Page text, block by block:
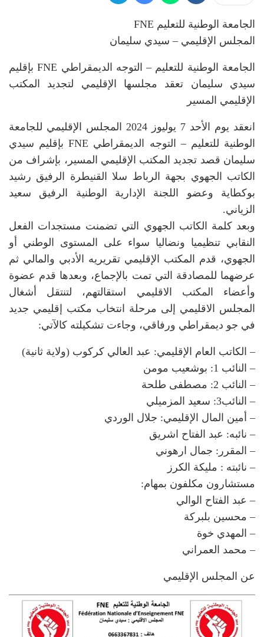
الجامعة الوطنية للتعليم FNE
المجلس الإقليمي – سيدي سليمان
الجامعة الوطنية للتعليم – التوجه الديمقراطي FNE بإقليم
سيدي سليمان تعقد مجلسها الإقليمي لتجديد المكتب
الإقليمي المسير
انعقد يوم الأحد 7 يوليوز 2024 المجلس الإقليمي للجامعة
الوطنية للتعليم – التوجه الديمقراطي FNE بإقليم سيدي
سليمان قصد تجديد المكتب الإقليمي المسير، بإشراف من
الكاتب الجهوي بجهة الرباط سلا القنيطرة الرفيق رشيد
بوكطاية وعضو اللجنة الإدارية الوطنية الرفيق سعيد
الزياني.
وبعد كلمة الكاتب الجهوي التي تضمنت مستجدات الفعل
النقابي تنظيميا ونضاليا سواء على المستوى الوطني أو
الجهوي، قدم المكتب الإقليمي تقريريه الأدبي والمالي ثم
عرضهما للمصادقة التي تمت بالإجماع، وبعدها قدم عضوة
وأعضاء المكتب الاقليمي استقالتهم، لتنتقل أشغال
المجلس الاقليمي إلى مرحلة انتخاب مكتب إقليمي جديد
في جو ديمقراطي ورفاقي، وجاءت تشكيلته كالآتي:
– الكاتب العام الإقليمي: عبد العالي كركوب (ولاية ثانية)
– النائب 1: بوشعيب مومن
– النائب 2: مصطفى طلحة
– النائب3: سعيد المزميلي
– أمين المال الإقليمي: جلال الوردي
– نائبه: عبد الفتاح اشريق
– المقرر: جمال ارهوني
– نائبته : مليكة الكرز
مستشارون مكلفون بمهام:
– عبد الفتاح الوالي
– محسين بلبركة
– المهدي خوة
– محمد العمراني
عن المجلس الإقليمي